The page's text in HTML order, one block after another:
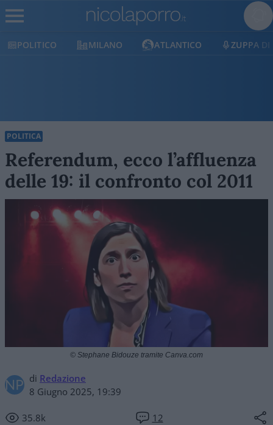
POLITICO MILANO ATLANTICO ZUPPA DI
POLITICA
Referendum, ecco l’affluenza
delle 19: il confronto col 2011
di Redazione
8 Giugno 2025, 19:39
35.8k 12
© Stephane Bidouze tramite Canva.com